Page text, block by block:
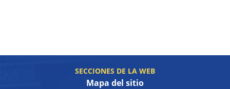
SECCIONES DE LA WEB
Mapa del sitio